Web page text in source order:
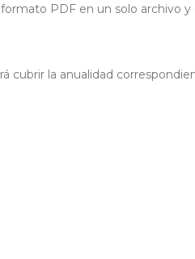
PDF en un solo archivo y
cubrir la anualidad